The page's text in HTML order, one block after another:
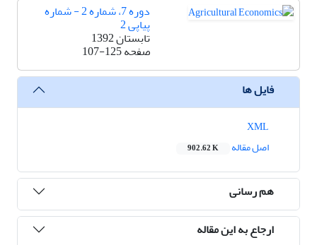
دوره 7، شماره 2 - شماره
پیاپی 2
تابستان 1392
صفحه107-125
فایل ها
اصل مقاله
902.62 K
هم رسانی
ارجاع به این مقاله